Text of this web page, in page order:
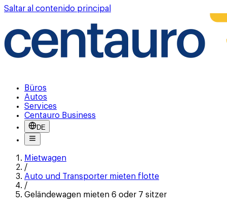
Saltar al contenido principal
Büros
Autos
Services
Centauro Business
DE
Mietwagen
/
Auto und Transporter mieten flotte
/
Geländewagen mieten 6 oder 7 sitzer